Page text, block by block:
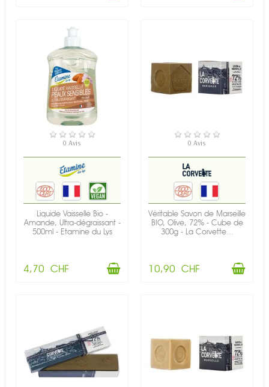
EN STOCK
0 Avis
Liquide Vaisselle Bio -
Amande, Ultra-dégraissant -
500ml - Etamine du Lys
4,70 CHF
EN STOCK
0 Avis
Véritable Savon de Marseille
BIO, Olive, 72% - Cube de
300g - La Corvette...
10,90 CHF